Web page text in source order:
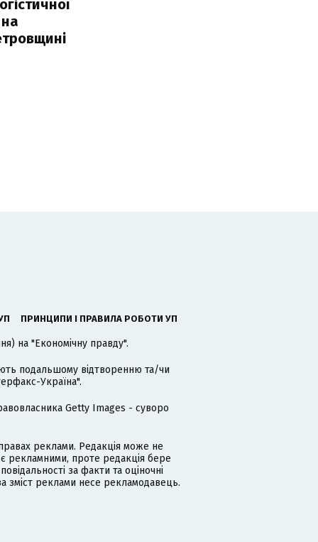
ПРИНЦИПИ І ПРАВИЛА РОБОТИ УП
на "Економічну правду".
подальшому відтворенню та/чи
Україна".
Getty Images - суворо
реклами. Редакція може не
рекламними, проте редакція бере
за факти та оціночні
зміст реклами несе рекламодавець.